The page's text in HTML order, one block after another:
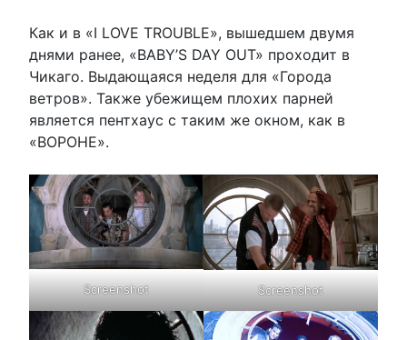
Как и в «I LOVE TROUBLE», вышедшем двумя
днями ранее, «BABY’S DAY OUT» проходит в
Чикаго. Выдающаяся неделя для «Города
ветров». Также убежищем плохих парней
является пентхаус с таким же окном, как в
«ВОРОНЕ».
Screenshot Screenshot